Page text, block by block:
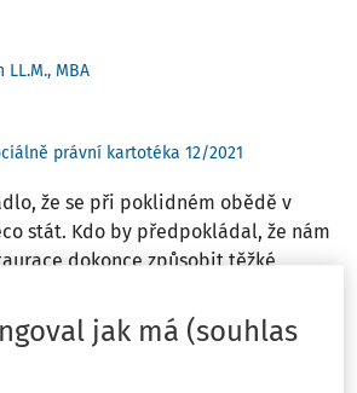
LL.M., MBA
právní kartotéka 12/2021
že se při poklidném obědě v
stát. Kdo by předpokládal, že nám
dokonce způsobit těžké
může, lépe řečeno se to již
se kterým vás seznámíme v
z naší série kazuistik úrazů, se
jak má (souhlas